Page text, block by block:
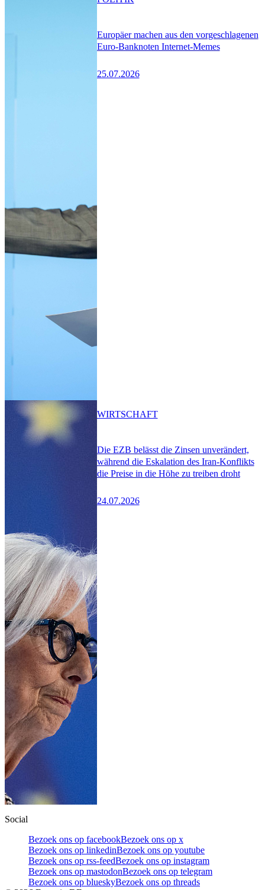
Europäer machen aus den vorgeschlagenen
Euro-Banknoten Internet-Memes
25.07.2026
Die EZB belässt die Zinsen unverändert,
während die Eskalation des Iran-Konflikts
die Preise in die Höhe zu treiben droht
24.07.2026
WIRTSCHAFT
Social
Bezoek ons op facebookBezoek ons op x
Bezoek ons op linkedinBezoek ons op youtube
Bezoek ons op rss-feedBezoek ons op instagram
Bezoek ons op mastodonBezoek ons op telegram
Bezoek ons op blueskyBezoek ons op threads